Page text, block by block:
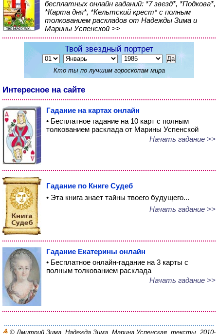
бесплатных онлайн гаданий: *7 звезд*, *Подкова*,
*Карта дня*, *Кельтский крест* с полным
толкованием раскладов от Надежды Зима и
Марины Успенской >>
Твой звездный портрет
Кто ты по лучшим гороскопам мира
Интересное на сайте
Гадание на картах онлайн
• Бесплатное гадание на 10 карт с полным
толкованием расклада от Марины Успенской
Начать гадание >>
Гадание по Книге Судеб
• Эта книга знает тайны твоего будущего...
Начать гадание >>
Гадание Екатерины онлайн
• Бесплатное онлайн-гадание на 3 карты с
полным толкованием расклада
Начать гадание >>
© Дмитрий Зима, Надежда Зима, Марина Успенская, тексты, 2010-